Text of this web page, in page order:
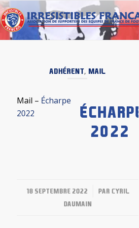
ADHÉRENT, MAIL
ÉCHARPE
2022
Mail – Écharpe
2022
18 SEPTEMBRE 2022
/ PAR CYRIL
DAUMAIN